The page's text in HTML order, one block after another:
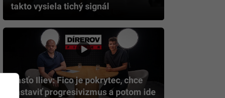
takto vysiela tichý signál
Rasťo Iliev: Fico je pokrytec, chce
zastaviť progresivizmus a potom ide